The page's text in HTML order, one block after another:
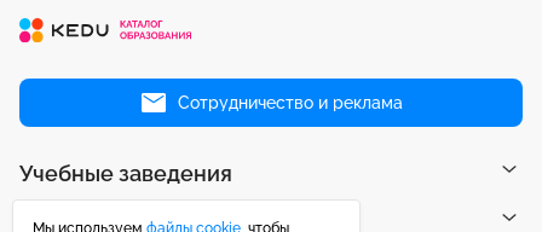
Сотрудничество и реклама
Учебные заведения
Направления
Мы используем файлы cookie , чтобы